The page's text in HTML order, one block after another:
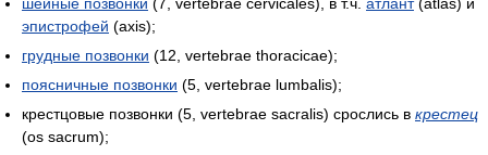
эпистрофей (axis);
грудные позвонки (12, vertebrae thoracicae);
поясничные позвонки (5, vertebrae lumbalis);
крестцовые позвонки (5, vertebrae sacralis) срослись в крестец
(os sacrum);